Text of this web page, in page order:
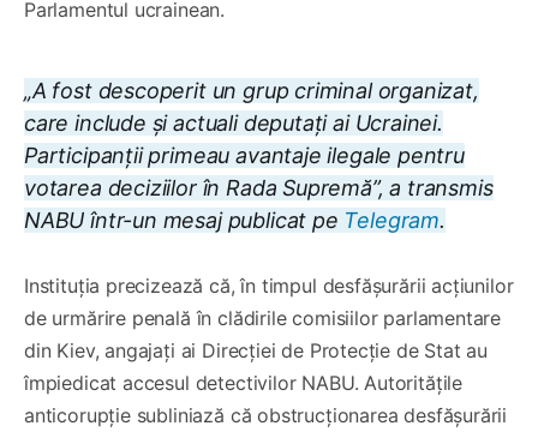
Parlamentul ucrainean.
„A fost descoperit un grup criminal organizat,
care include și actuali deputați ai Ucrainei.
Participanții primeau avantaje ilegale pentru
votarea deciziilor în Rada Supremă”, a transmis
NABU într-un mesaj publicat pe Telegram.
Instituția precizează că, în timpul desfășurării acțiunilor
de urmărire penală în clădirile comisiilor parlamentare
din Kiev, angajați ai Direcției de Protecție de Stat au
împiedicat accesul detectivilor NABU. Autoritățile
anticorupție subliniază că obstrucționarea desfășurării